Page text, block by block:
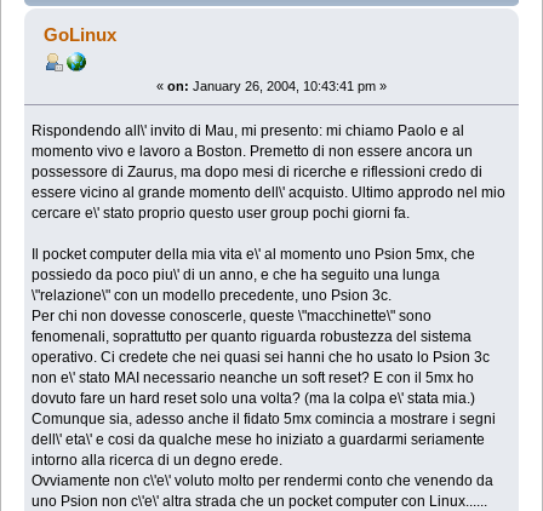
mondo, con domande.... (Read 7959 times)
GoLinux
« on: January 26, 2004, 10:43:41 pm »
Rispondendo all\' invito di Mau, mi presento: mi chiamo Paolo e al
momento vivo e lavoro a Boston. Premetto di non essere ancora un
possessore di Zaurus, ma dopo mesi di ricerche e riflessioni credo di
essere vicino al grande momento dell\' acquisto. Ultimo approdo nel mio
cercare e\' stato proprio questo user group pochi giorni fa.
Il pocket computer della mia vita e\' al momento uno Psion 5mx, che
possiedo da poco piu\' di un anno, e che ha seguito una lunga
\"relazione\" con un modello precedente, uno Psion 3c.
Per chi non dovesse conoscerle, queste \"macchinette\" sono
fenomenali, soprattutto per quanto riguarda robustezza del sistema
operativo. Ci credete che nei quasi sei hanni che ho usato lo Psion 3c
non e\' stato MAI necessario neanche un soft reset? E con il 5mx ho
dovuto fare un hard reset solo una volta? (ma la colpa e\' stata mia.)
Comunque sia, adesso anche il fidato 5mx comincia a mostrare i segni
dell\' eta\' e cosi da qualche mese ho iniziato a guardarmi seriamente
intorno alla ricerca di un degno erede.
Ovviamente non c\'e\' voluto molto per rendermi conto che venendo da
uno Psion non c\'e\' altra strada che un pocket computer con Linux......